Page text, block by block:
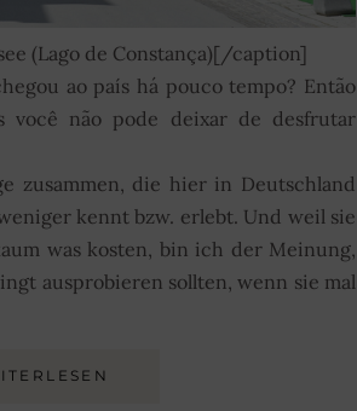
(Lago de Constança)[/caption]
ao país há pouco tempo? Então
você não pode deixar de desfrutar
zusammen, die hier in Deutschland
kennt bzw. erlebt. Und weil sie
was kosten, bin ich der Meinung,
ausprobieren sollten, wenn sie mal